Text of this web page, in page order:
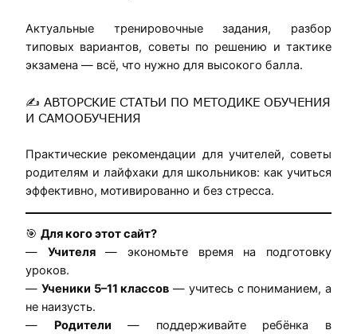
Актуальные тренировочные задания, разбор
типовых вариантов, советы по решению и тактике
экзамена — всё, что нужно для высокого балла.
✍️ АВТОРСКИЕ СТАТЬИ ПО МЕТОДИКЕ ОБУЧЕНИЯ
И САМООБУЧЕНИЯ
Практические рекомендации для учителей, советы
родителям и лайфхаки для школьников: как учиться
эффективно, мотивированно и без стресса.
🎯 Для кого этот сайт?
— Учителя— экономьте время на подготовку
уроков.
— Ученики 5–11 классов — учитесь с пониманием, а
не наизусть.
— Родители — поддерживайте ребёнка в